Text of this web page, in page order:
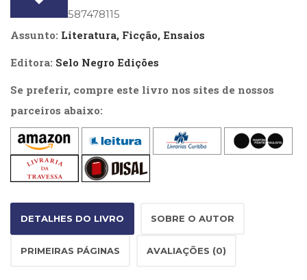
(47)
Fonoaudiologia
(54)
terapia
Jornalismo
(57)
LGBTQIA+
(66)
Literatura
Erótica
Literatura,
Ficção,
Ensaios
(69)
: 9788587478115
Assunto: Literatura, Ficção, Ensaios
Editora: Selo Negro Edições
Se preferir, compre este livro nos sites de nossos
parceiros abaixo:
DETALHES DO LIVRO SOBRE O AUTOR
PRIMEIRAS PÁGINAS AVALIAÇÕES (0)